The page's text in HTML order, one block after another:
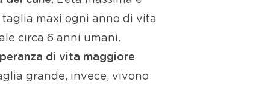
maxi ogni anno di vita
circa 6 anni umani.
di vita maggiore
grande, invece, vivono